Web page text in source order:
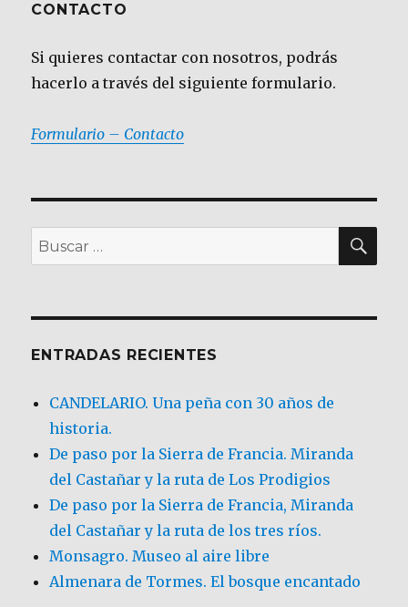
CONTACTO
Si quieres contactar con nosotros, podrás
hacerlo a través del siguiente formulario.
Formulario – Contacto
Buscar
por:
ENTRADAS RECIENTES
CANDELARIO. Una peña con 30 años de
historia.
De paso por la Sierra de Francia. Miranda
del Castañar y la ruta de Los Prodigios
De paso por la Sierra de Francia, Miranda
del Castañar y la ruta de los tres ríos.
Monsagro. Museo al aire libre
Almenara de Tormes. El bosque encantado